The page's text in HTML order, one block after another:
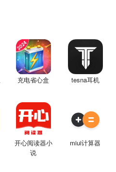
充电省心盒 tesna耳机
开心阅读器小
说
miui计算器